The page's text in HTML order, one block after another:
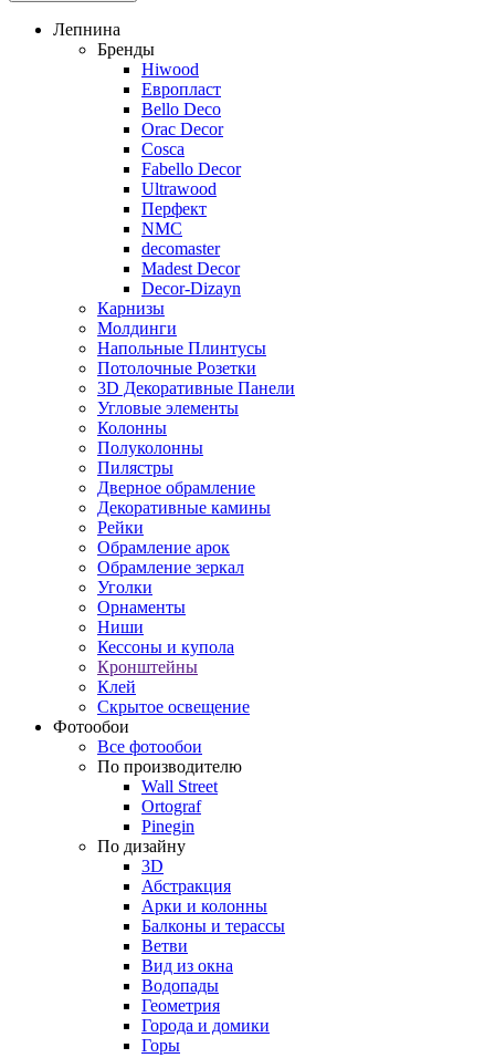
Лепнина
Бренды
Hiwood
Европласт
Bello Deco
Orac Decor
Cosca
Fabello Decor
Ultrawood
Перфект
NMC
decomaster
Madest Decor
Decor-Dizayn
Карнизы
Молдинги
Напольные Плинтусы
Потолочные Розетки
3D Декоративные Панели
Угловые элементы
Колонны
Полуколонны
Пилястры
Дверное обрамление
Декоративные камины
Рейки
Обрамление арок
Обрамление зеркал
Уголки
Орнаменты
Ниши
Кессоны и купола
Кронштейны
Клей
Скрытое освещение
Фотообои
Все фотообои
По производителю
Wall Street
Ortograf
Pinegin
По дизайну
3D
Абстракция
Арки и колонны
Балконы и терассы
Ветви
Вид из окна
Водопады
Геометрия
Города и домики
Горы